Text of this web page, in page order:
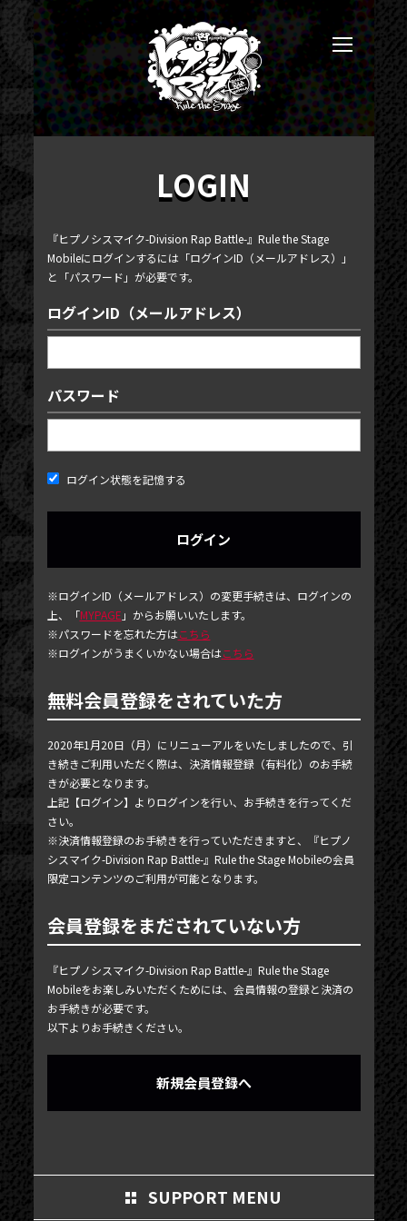
NEWS
TICKET
PHOTOGALLERY
BLOG
MOVIE
SCHEDULE
MAIL MAGAZINE / BIRTHDAY MAIL
MY PAGE
MEMBER'S CARD
LOGIN
『ヒプノシスマイク-Division Rap Battle-』Rule the Stage
Mobileにログインするには「ログインID（メールアドレス）」
と「パスワード」が必要です。
ログインID（メールアドレス）
パスワード
ログイン状態を記憶する
※ログインID（メールアドレス）の変更手続きは、ログインの
上、「MYPAGE 」からお願いいたします。
※パスワードを忘れた方はこちら
※ログインがうまくいかない場合はこちら
無料会員登録をされていた方
2020年1月20日（月）にリニューアルをいたしましたので、引
き続きご利用いただく際は、決済情報登録（有料化）のお手続
きが必要となります。
上記【ログイン】よりログインを行い、お手続きを行ってくだ
さい。
※決済情報登録のお手続きを行っていただきますと、『ヒプノ
シスマイク-Division Rap Battle-』Rule the Stage Mobileの会員
限定コンテンツのご利用が可能となります。
会員登録をまだされていない方
『ヒプノシスマイク-Division Rap Battle-』Rule the Stage
Mobileをお楽しみいただくためには、会員情報の登録と決済の
お手続きが必要です。
以下よりお手続きください。
新規会員登録へ
SUPPORT MENU